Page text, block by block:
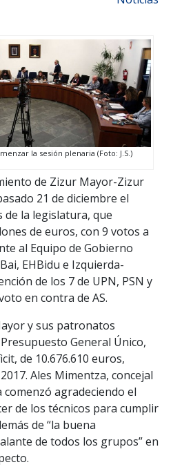
la sesión plenaria (Foto: J.S.)
de Zizur Mayor-Zizur
21 de diciembre el
la legislatura, que
de euros, con 9 votos a
al Equipo de Gobierno
EHBidu e Izquierda-
de los 7 de UPN, PSN y
en contra de AS.
y sus patronatos
General Único,
de 10.676.610 euros,
Ales Mimentza, concejal
comenzó agradeciendo el
de los técnicos para cumplir
de “la buena
de todos los grupos” en